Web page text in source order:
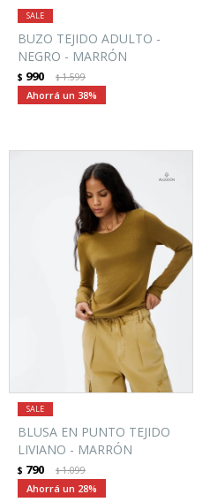
BUZO TEJIDO ADULTO -
NEGRO - MARRÓN
$ 990 $1.599
38
BLUSA EN PUNTO TEJIDO
LIVIANO - MARRÓN
$ 790 $1.099
28